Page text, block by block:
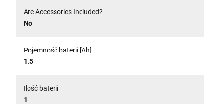
Are Accessories Included?
No
Pojemność baterii [Ah]
1.5
Ilość baterii
1